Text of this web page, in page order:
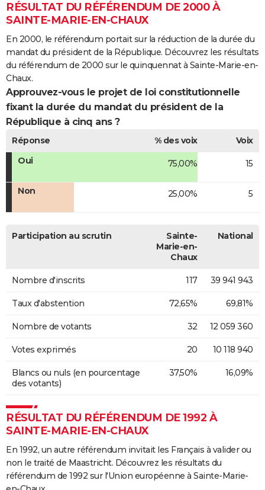
RÉSULTAT DU RÉFÉRENDUM DE 2000 À
SAINTE-MARIE-EN-CHAUX
En 2000, le référendum portait sur la réduction de la durée du
mandat du président de la République. Découvrez les résultats
du référendum de 2000 sur le quinquennat à Sainte-Marie-en-
Chaux.
Approuvez-vous le projet de loi constitutionnelle
fixant la durée du mandat du président de la
République à cinq ans ?
Réponse % des voix
Voix
Oui
75,00% 15
Non 25,00% 5
Participation au scrutin
Sainte-
Marie-en-
Chaux
National
Nombre d'inscrits 117 39 941 943
Taux d'abstention 72,65% 69,81%
Nombre de votants 32 12 059 360
Votes exprimés 20 10 118 940
Blancs ou nuls (en pourcentage
des votants)
37,50% 16,09%
RÉSULTAT DU RÉFÉRENDUM DE 1992 À
SAINTE-MARIE-EN-CHAUX
En 1992, un autre référendum invitait les Français à valider ou
non le traité de Maastricht. Découvrez les résultats du
référendum de 1992 sur l'Union européenne à Sainte-Marie-